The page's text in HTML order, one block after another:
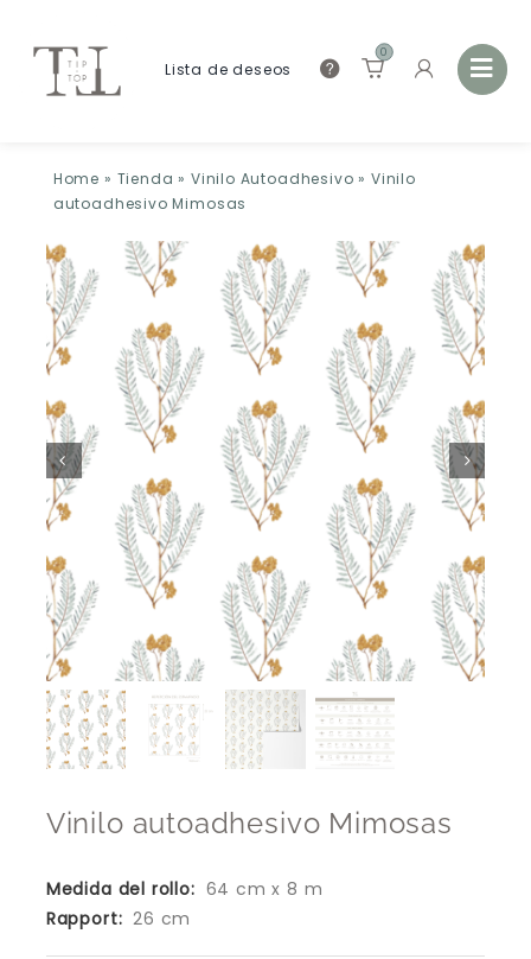
Lista de deseos
0
Home » Tienda » Vinilo Autoadhesivo » Vinilo
autoadhesivo Mimosas
Vinilo autoadhesivo Mimosas
Medida del rollo: 64 cm x 8 m
Rapport: 26 cm